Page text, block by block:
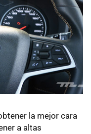
la mejor cara
a altas